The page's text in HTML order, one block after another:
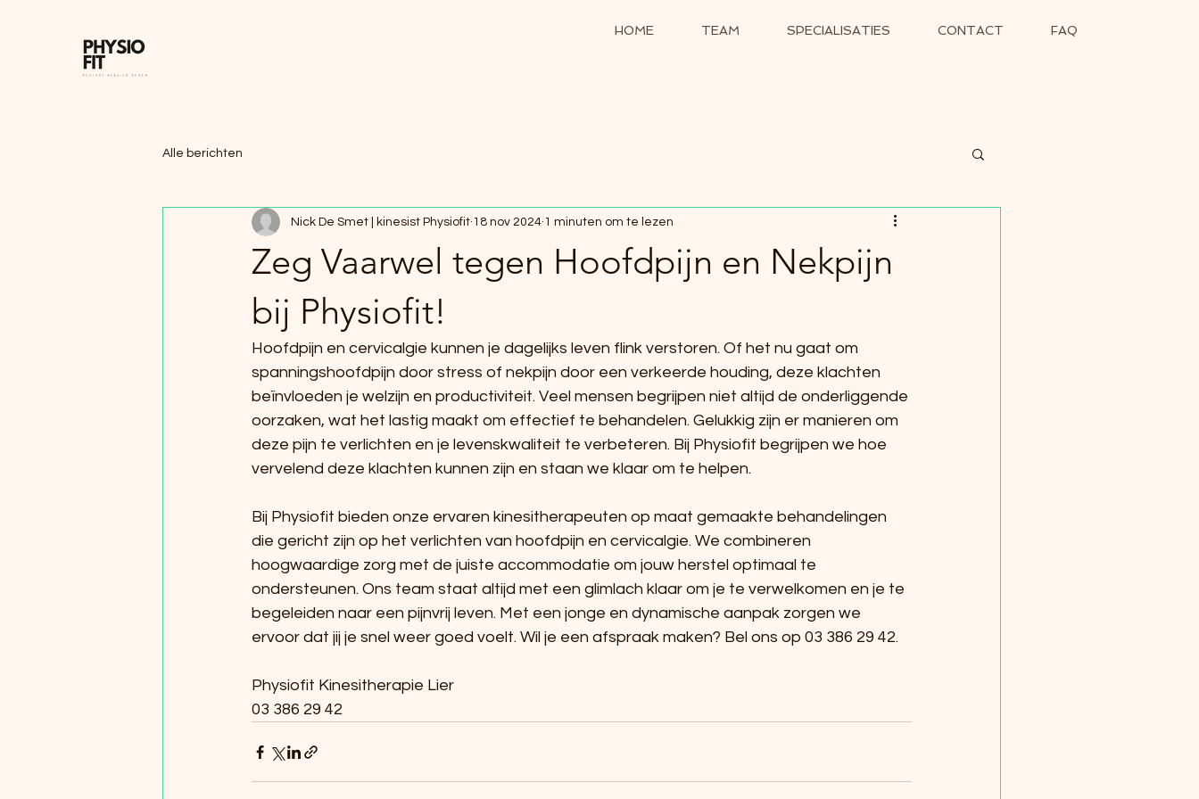
HOME TEAM SPECIALISATIES CONTACT FAQ
Alle berichten
Zeg Vaarwel tegen Hoofdpijn en Nekpijn
bij Physiofit!
Nick De Smet | kinesist Physiofit 18 nov 2024 1 minuten om te lezen
Hoofdpijn en cervicalgie kunnen je dagelijks leven flink verstoren. Of het nu gaat om
spanningshoofdpijn door stress of nekpijn door een verkeerde houding, deze klachten
beïnvloeden je welzijn en productiviteit. Veel mensen begrijpen niet altijd de onderliggende
oorzaken, wat het lastig maakt om effectief te behandelen. Gelukkig zijn er manieren om
deze pijn te verlichten en je levenskwaliteit te verbeteren. Bij Physiofit begrijpen we hoe
vervelend deze klachten kunnen zijn en staan we klaar om te helpen.
Bij Physiofit bieden onze ervaren kinesitherapeuten op maat gemaakte behandelingen
die gericht zijn op het verlichten van hoofdpijn en cervicalgie. We combineren
hoogwaardige zorg met de juiste accommodatie om jouw herstel optimaal te
ondersteunen. Ons team staat altijd met een glimlach klaar om je te verwelkomen en je te
begeleiden naar een pijnvrij leven. Met een jonge en dynamische aanpak zorgen we
ervoor dat jij je snel weer goed voelt. Wil je een afspraak maken? Bel ons op 03 386 29 42.
Physiofit Kinesitherapie Lier
03 386 29 42